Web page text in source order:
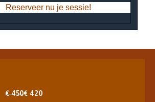
Reserveer nu je sessie!
€ 450€ 420